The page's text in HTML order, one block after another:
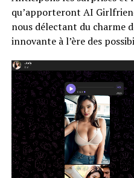
qu’apporteront AI
nous délectant du charme
innovante à l’ère des